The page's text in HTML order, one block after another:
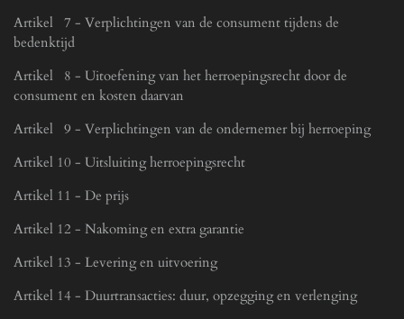
Artikel 7 - Verplichtingen van de consument tijdens de
bedenktijd
Artikel 8 - Uitoefening van het herroepingsrecht door de
consument en kosten daarvan
Artikel 9 - Verplichtingen van de ondernemer bij herroeping
Artikel 10 - Uitsluiting herroepingsrecht
Artikel 11 - De prijs
Artikel 12 - Nakoming en extra garantie
Artikel 13 - Levering en uitvoering
Artikel 14 - Duurtransacties: duur, opzegging en verlenging